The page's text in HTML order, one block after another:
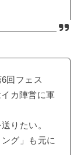
回フェス
カ陣営に軍
りたい。
グ」も元に